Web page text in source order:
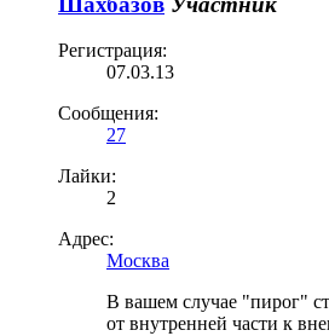
Регистрация:
07.03.13
Сообщения:
27
Лайки:
2
Адрес:
Москва
В вашем случае "пирог"
от внутренней части к